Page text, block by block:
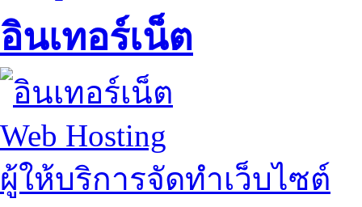
อินเทอร์เน็ต
Web Hosting
ผู้ให้บริการจัดทำเว็บไซต์